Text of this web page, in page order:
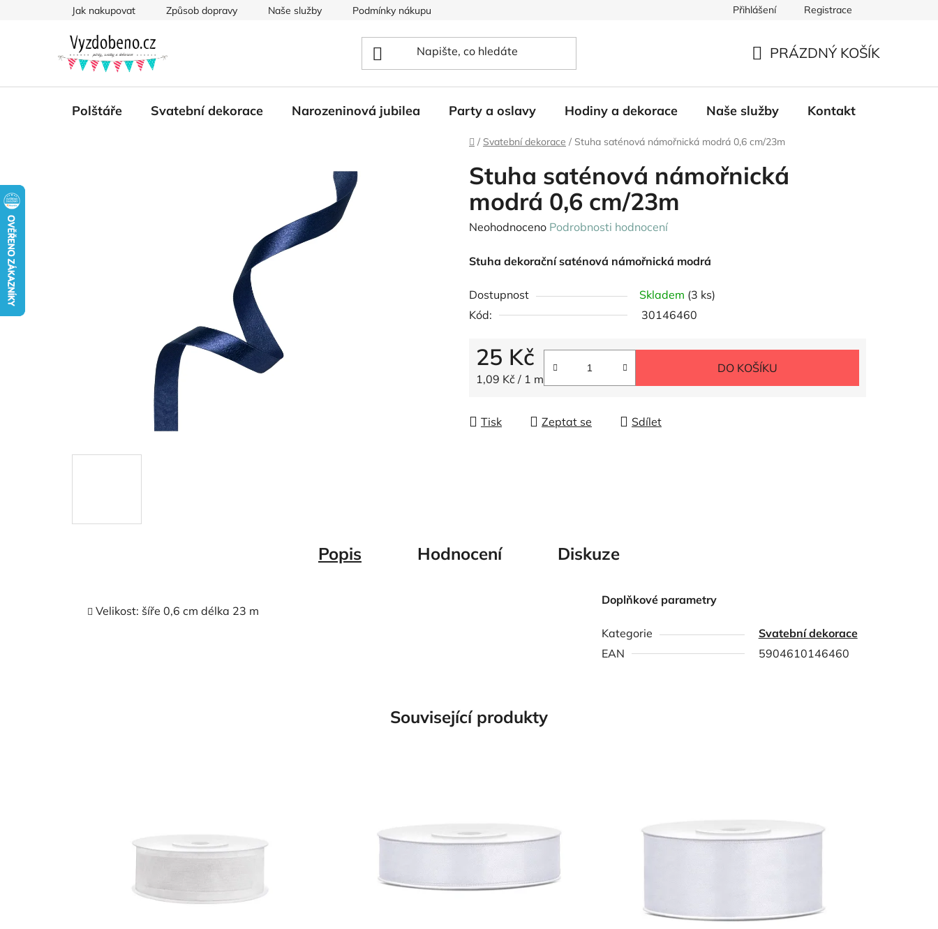
Jak nakupovat Způsob dopravy Naše služby Podmínky nákupu Přihlášení Registrace
KOŠÍK
PRÁZDNÝ KOŠÍK
Polštáře Svatební dekorace Narozeninová jubilea Party a oslavy Hodiny a dekorace Naše služby Kontakt
Domů
/ Svatební dekorace / Stuha saténová námořnická modrá 0,6 cm/23m
Stuha saténová námořnická
modrá 0,6 cm/23m
Průměrné
produktu
0,0
z
hvězdiček.
Neohodnoceno Podrobnosti hodnocení
Stuha dekorační saténová námořnická modrá
Dostupnost Skladem (3 ks)
Kód:
30146460
25 Kč
Měrná cena:
1,09 Kč / 1 m
DO KOŠÍKU
Tisk Zeptat se Sdílet
Popis Hodnocení Diskuze
Velikost: šíře 0,6 cm délka 23 m
Doplňkové parametry
Kategorie
Svatební dekorace
EAN
5904610146460
Související produkty